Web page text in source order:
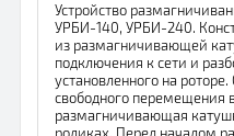
Устройство
УРБИ-140, УРБИ-240.
из размагничивающей
подключения к сети и
установленного на
свободного перемещения
размагничивающая